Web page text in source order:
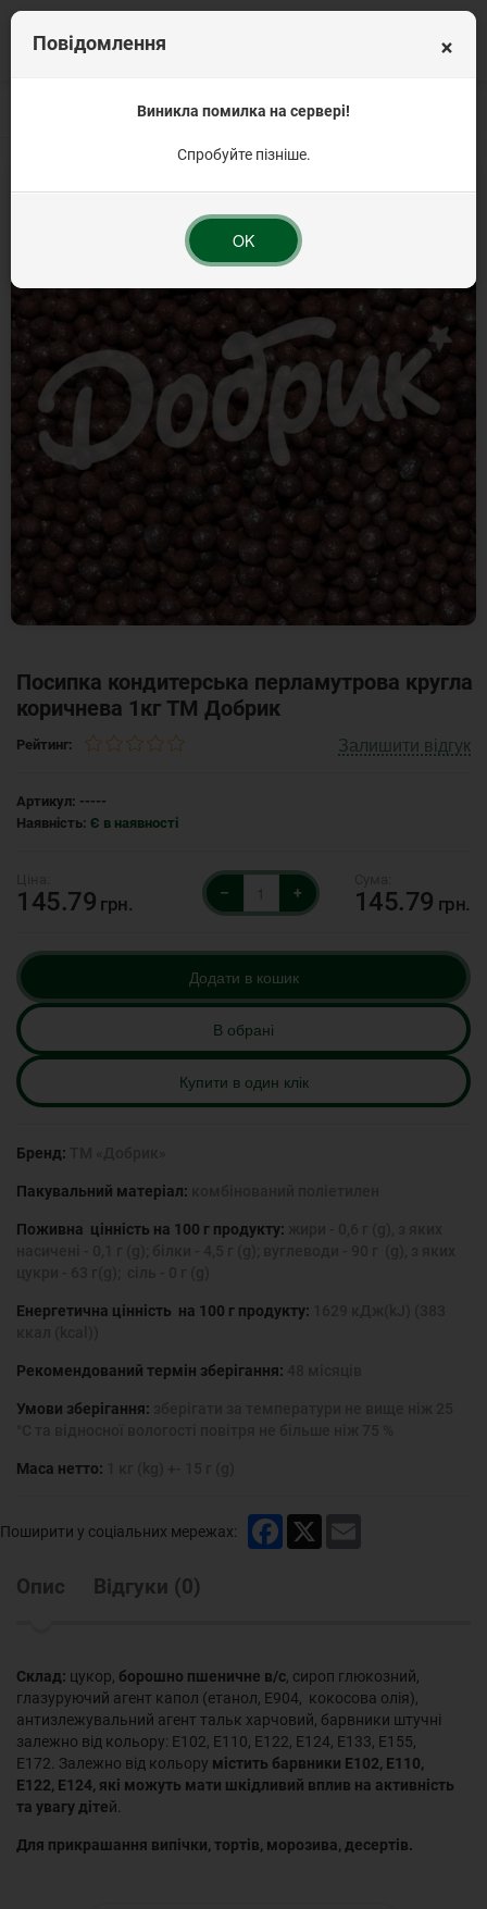
Кондитерська посипка на торт Посипка кругла
Посипка кондитерська перламутрова кругла
коричнева 1кг ТМ Добрик
Рейтинг: Залишити відгук
Артикул: -----
Наявність: Є в наявності
145.79 грн.
– + 145.79 грн.
Додати в кошик
В обрані
Купити в один клік
Бренд:
Пакувальний матеріал:
Поживна цінність на 100 г продукту:
Енергетична цінність на 100 г продукту:
Рекомендований термін зберігання:
Умови зберігання:
Маса нетто:
Поширити у соціальних мережах: Facebook
Опис Відгуки (0)
Склад: цукор, борошно пшеничне в/с , сироп глюкозний,
глазуруючий агент капол (етанол, Е904, кокосова олія),
антизлежувальний агент тальк харчовий, барвники штучні
залежно від кольору: Е102, Е110, Е122, Е124, Е133, Е155,
Е172. Залежно від кольору містить барвники Е102, Е110,
Е122, Е124, які можуть мати шкідливий вплив на активність
та увагу дітей.
Для прикрашання випічки, тортів, морозива, десертів.
×
Повідомлення
Виникла помилка на сервері!
Спробуйте пізніше.
OK